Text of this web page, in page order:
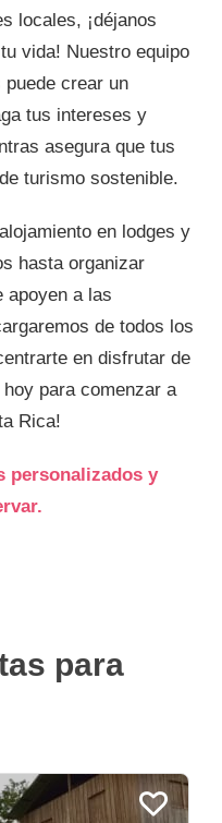
locales, ¡déjanos
vida! Nuestro equipo
crear un
tus intereses y
asegura que tus
turismo sostenible.
en lodges y
hasta organizar
apoyen a las
de todos los
en disfrutar de
para comenzar a
Rica!
personalizados y
para